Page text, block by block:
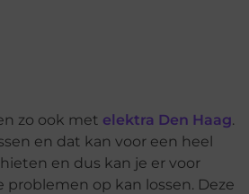
zo ook met elektra Den Haag.
en dat kan voor een heel
en dus kan je er voor
op kan lossen. Deze